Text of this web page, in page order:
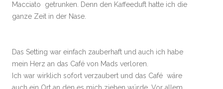
Macciato getrunken. Denn den Kaffeeduft hatte ich die
ganze Zeit in der Nase.
Das Setting war einfach zauberhaft und auch ich habe
mein Herz an das Café von Mads verloren.
Ich war wirklich sofort verzaubert und das Café wäre